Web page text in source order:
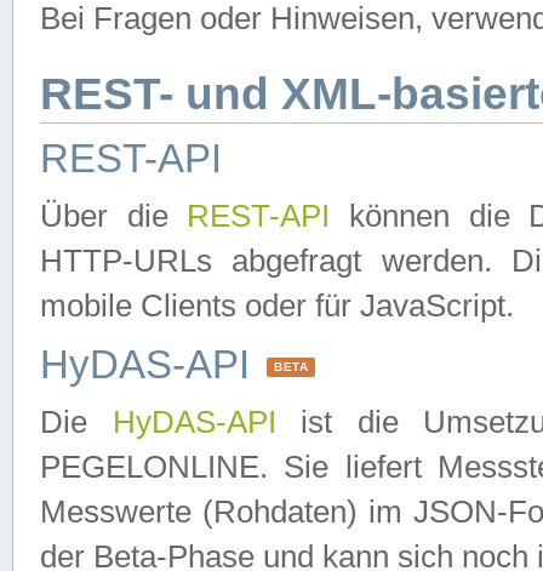
Bei Fragen oder Hinweisen,
REST- und XML-
REST-API
Über die REST-API können die
HTTP-URLs abgefragt werden.
mobile Clients oder für JavaScript.
HyDAS-API BETA
Die HyDAS-API ist die
PEGELONLINE. Sie liefert
Messwerte (Rohdaten) im JSON-
der Beta-Phase und kann sich noch